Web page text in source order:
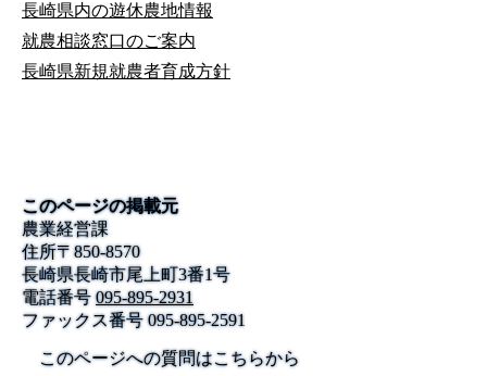
長崎県内の遊休農地情報
就農相談窓口のご案内
長崎県新規就農者育成方針
このページの掲載元
農業経営課
住所〒850-8570
長崎県長崎市尾上町3番1号
電話番号 095-895-2931
ファックス番号095-895-2591
このページへの質問はこちらから